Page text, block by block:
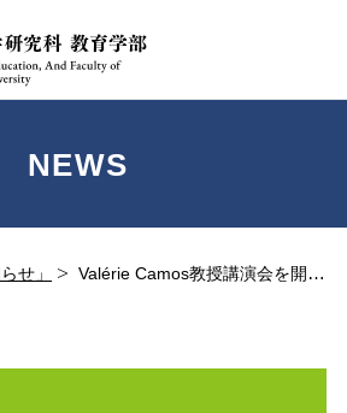
NEWS
せ」 Valérie Camos教授講演会を開催しました。(2017.11.30)